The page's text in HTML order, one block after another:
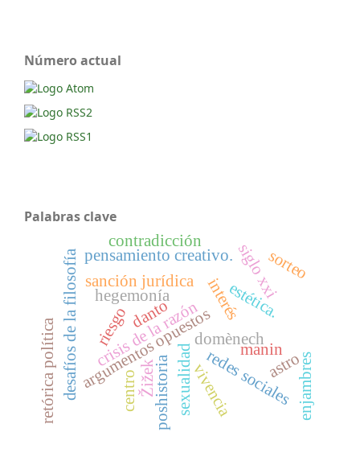
Número actual
Palabras clave
sexualidad
argumentos opuestosdomènech
crisis de la razón
Žižek
hegemonía estética.
sanción jurídica
desafíos de la filosofía siglo xxi
pensamiento creativo.
contradicción
interés
poshistoria redes sociales
manin
vivencia astro
sorteo
riesgo
centro
retórica política enjambres
danto